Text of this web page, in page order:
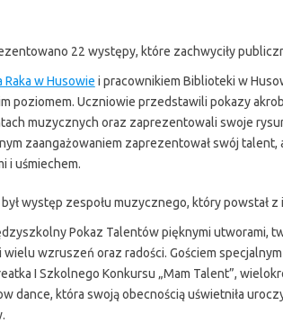
22 występy, które zachwyciły
Raka w Husowie i pracownikiem Biblioteki w
poziomem. Uczniowie przedstawili pokazy
muzycznych oraz zaprezentowali swoje
zaangażowaniem zaprezentował swój talent,
i uśmiechem.
występ zespołu muzycznego, który powstał z
Pokaz Talentów pięknymi utworami,
wzruszeń oraz radości. Gościem specjalnym
I Szkolnego Konkursu „Mam Talent”,
dance, która swoją obecnością uświetniła